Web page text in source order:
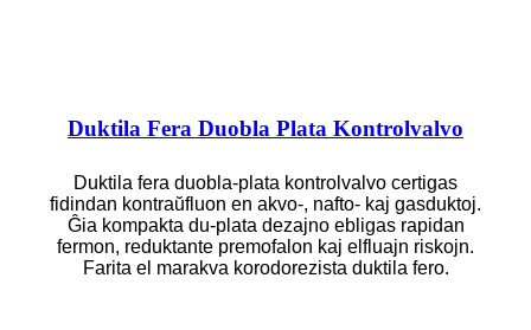
Duktila Fera Duobla Plata Kontrolvalvo
Duktila fera duobla-plata kontrolvalvo certigas
fidindan kontraŭfluon en akvo-, nafto- kaj gasduktoj.
Ĝia kompakta du-plata dezajno ebligas rapidan
fermon, reduktante premofalon kaj elfluajn riskojn.
Farita el marakva korodorezista duktila fero.